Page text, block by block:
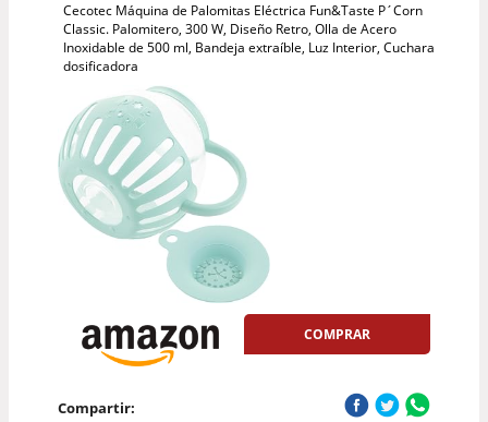
Cecotec Máquina de Palomitas Eléctrica Fun&Taste P´Corn
Classic. Palomitero, 300 W, Diseño Retro, Olla de Acero
Inoxidable de 500 ml, Bandeja extraíble, Luz Interior, Cuchara
dosificadora
COMPRAR
Compartir: